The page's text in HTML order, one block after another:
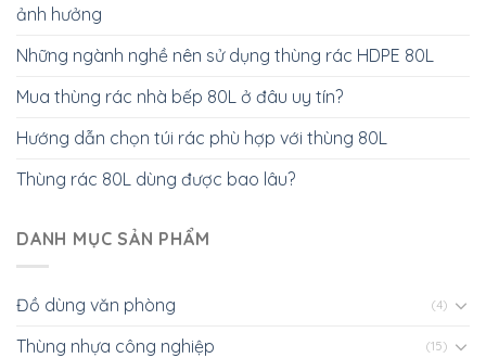
ảnh hưởng
Những ngành nghề nên sử dụng thùng rác HDPE 80L
Mua thùng rác nhà bếp 80L ở đâu uy tín?
Hướng dẫn chọn túi rác phù hợp với thùng 80L
Thùng rác 80L dùng được bao lâu?
DANH MỤC SẢN PHẨM
Đồ dùng văn phòng (4)
Thùng nhựa công nghiệp (15)